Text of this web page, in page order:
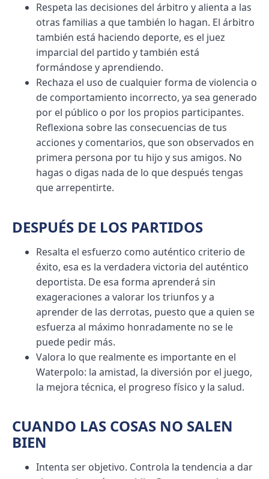
Respeta las decisiones del árbitro y alienta a las
otras familias a que también lo hagan. El árbitro
también está haciendo deporte, es el juez
imparcial del partido y también está
formándose y aprendiendo.
Rechaza el uso de cualquier forma de violencia o
de comportamiento incorrecto, ya sea generado
por el público o por los propios participantes.
Reflexiona sobre las consecuencias de tus
acciones y comentarios, que son observados en
primera persona por tu hijo y sus amigos. No
hagas o digas nada de lo que después tengas
que arrepentirte.
DESPUÉS DE LOS PARTIDOS
Resalta el esfuerzo como auténtico criterio de
éxito, esa es la verdadera victoria del auténtico
deportista. De esa forma aprenderá sin
exageraciones a valorar los triunfos y a
aprender de las derrotas, puesto que a quien se
esfuerza al máximo honradamente no se le
puede pedir más.
Valora lo que realmente es importante en el
Waterpolo: la amistad, la diversión por el juego,
la mejora técnica, el progreso físico y la salud.
CUANDO LAS COSAS NO SALEN
BIEN
Intenta ser objetivo. Controla la tendencia a dar